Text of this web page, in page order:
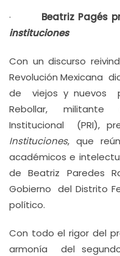
· Beatriz Pagés
instituciones
Con un discurso
Revolución Mexicana
de viejos y nuevos
Rebollar, militante
Institucional (PRI),
Instituciones, que
académicos e
de Beatriz Paredes
Gobierno del Distrito
político.
Con todo el rigor del
armonía del